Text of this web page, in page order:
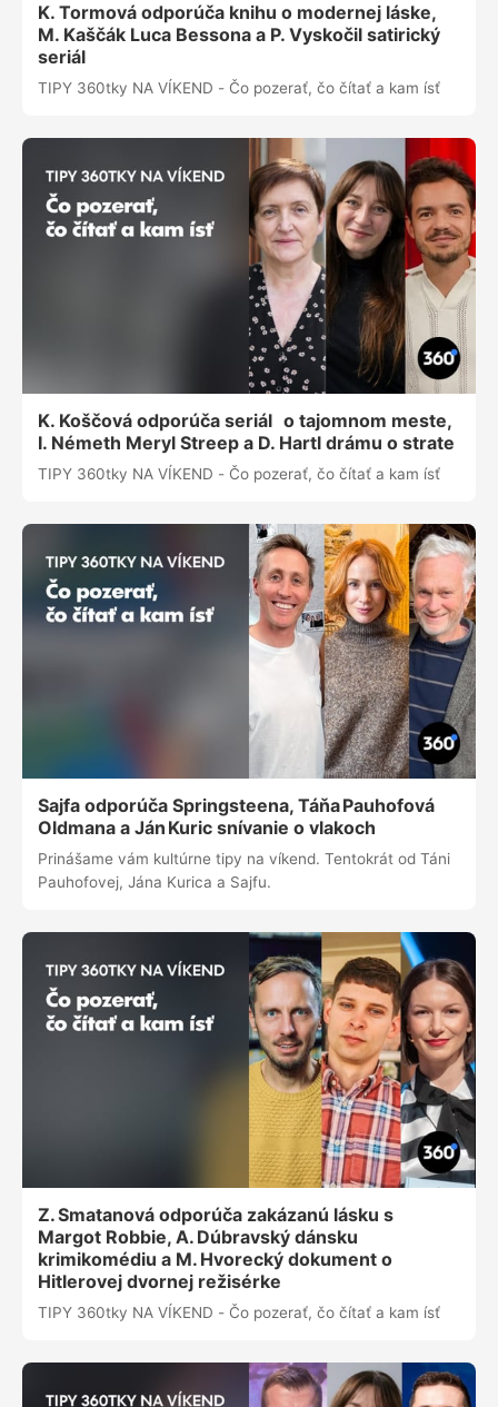
K. Tormová odporúča knihu o modernej láske,
M. Kaščák Luca Bessona a P. Vyskočil satirický
seriál
TIPY 360tky NA VÍKEND - Čo pozerať, čo čítať a kam ísť
K. Koščová odporúča seriál o tajomnom meste,
I. Németh Meryl Streep a D. Hartl drámu o strate
TIPY 360tky NA VÍKEND - Čo pozerať, čo čítať a kam ísť
Sajfa odporúča Springsteena, Táňa Pauhofová
Oldmana a Ján Kuric snívanie o vlakoch
Prinášame vám kultúrne tipy na víkend. Tentokrát od Táni
Pauhofovej, Jána Kurica a Sajfu.
Z. Smatanová odporúča zakázanú lásku s
Margot Robbie, A. Dúbravský dánsku
krimikomédiu a M. Hvorecký dokument o
Hitlerovej dvornej režisérke
TIPY 360tky NA VÍKEND - Čo pozerať, čo čítať a kam ísť